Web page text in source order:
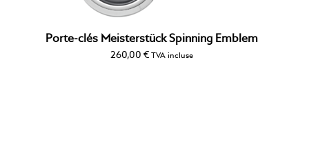
Porte-clés Meisterstück Spinning Emblem
260,00 € TVA incluse